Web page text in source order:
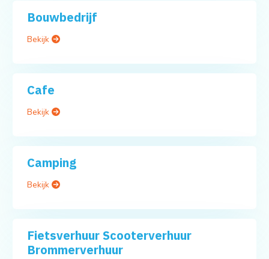
Bouwbedrijf
Bekijk
Cafe
Bekijk
Camping
Bekijk
Fietsverhuur Scooterverhuur
Brommerverhuur